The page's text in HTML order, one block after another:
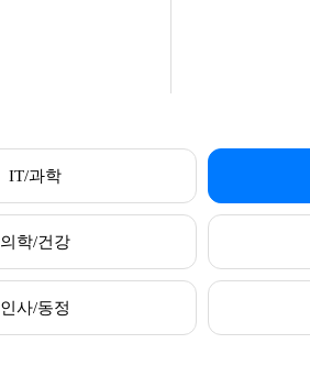
IT/과학
의학/건강
인사/동정